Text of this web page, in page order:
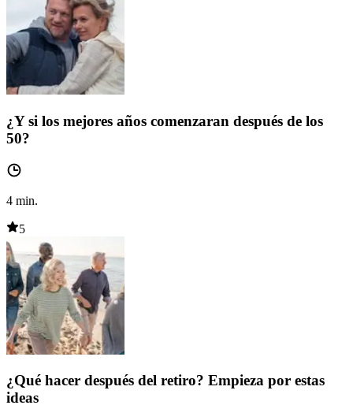
¿Y si los mejores años comenzaran después de los
50?
4 min.
5
¿Qué hacer después del retiro? Empieza por estas
ideas